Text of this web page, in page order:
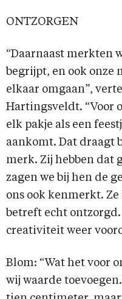
ONTZORGEN
“Daarnaast merkten
begrijpt, en ook onze
elkaar omgaan”,
Hartingsveldt. “Voor
elk pakje als een
aankomt. Dat draagt
merk. Zij hebben dat
zagen we bij hen de
ons ook kenmerkt.
betreft echt
creativiteit weer
Blom: “Wat het voor
wij waarde